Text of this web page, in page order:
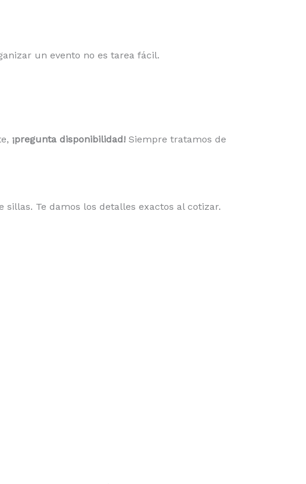
un evento no es tarea fácil.
¡pregunta disponibilidad! Siempre tratamos de
Te damos los detalles exactos al cotizar.